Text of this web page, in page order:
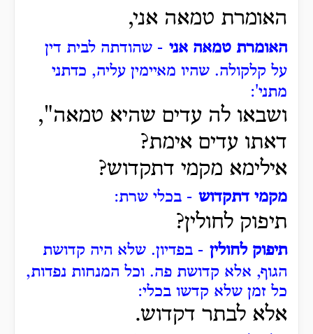
האומרת טמאה אני,
האומרת טמאה אני - שהודתה לבית דין
על קלקולה. שהיו מאיימין עליה, כדתני
מתני':
ושבאו לה עדים שהיא טמאה",
דאתו עדים אימת?
אילימא מקמי דתקדוש?
מקמי דתקדוש - בכלי שרת:
תיפוק לחולין?
תיפוק לחולין - בפדיון. שלא היה קדושת
הגוף, אלא קדושת פה. וכל המנחות נפדות,
כל זמן שלא קדשו בכלי:
אלא לבתר דקדוש.